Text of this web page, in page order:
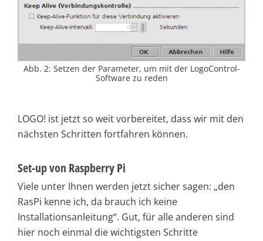
Abb. 2: Setzen der Parameter, um mit der LogoCon­trol-
Soft­ware zu reden
LOGO! ist jetzt so weit vorbereitet, dass wir mit den
nächsten Schritten fortfahren können.
Set-up von Raspberry Pi
Viele unter Ihnen werden jetzt sicher sagen: „den
RasPi kenne ich, da brauch ich keine
Installationsanleitung“. Gut, für alle anderen sind
hier noch einmal die wichtigsten Schritte